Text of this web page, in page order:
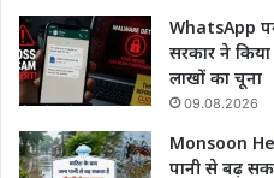
WhatsApp
सरकार ने
लाखों का चूना
09.08.2026
Monsoon
पानी से बढ़